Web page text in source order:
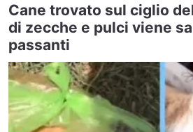
Cane trovato sul ciglio
di zecche e pulci viene
passanti